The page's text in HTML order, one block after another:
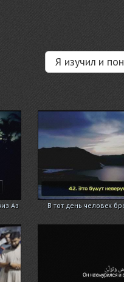
Я изучил и
Аз
В тот день человек